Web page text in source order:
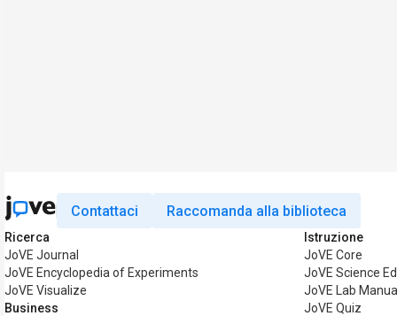
Contattaci Raccomanda alla biblioteca
Ricerca
JoVE Journal
JoVE Encyclopedia of Experiments
JoVE Visualize
Business
Istruzione
JoVE Core
JoVE Science
JoVE Lab
JoVE Quiz